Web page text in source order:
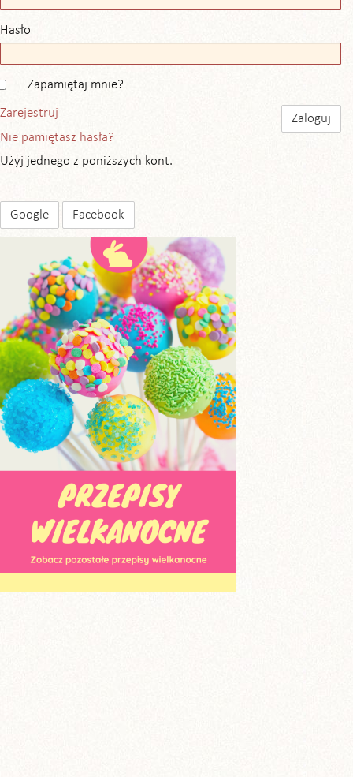
Hasło
Zapamiętaj mnie?
Zarejestruj
Nie pamiętasz hasła?
Użyj jednego z poniższych kont.
Google Facebook